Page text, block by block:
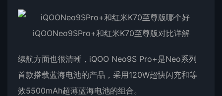
续航方面也很清晰，iQOO Neo9S Pro+是Neo系列
首款搭载蓝海电池的产品，采用120W超快闪充和等
效5500mAh超薄蓝海电池的组合。